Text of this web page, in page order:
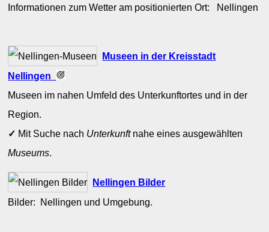
Informationen zum Wetter am positionierten Ort: Nellingen
Museen in der Kreisstadt
Nellingen
Museen im nahen Umfeld des Unterkunftortes und in der
Region.
✓ Mit Suche nach Unterkunftnahe eines ausgewählten
Museums.
Nellingen Bilder
Bilder: Nellingen und Umgebung.